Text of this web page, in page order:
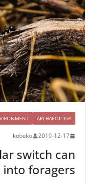
ARCHAEOLOGY
2019-12-17
kobeko
switch can
foragers